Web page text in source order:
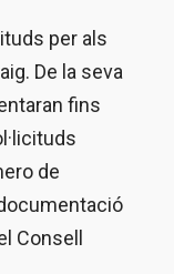
per als
De la seva
fins
de
Consell